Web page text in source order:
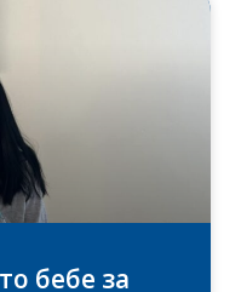
бебе за